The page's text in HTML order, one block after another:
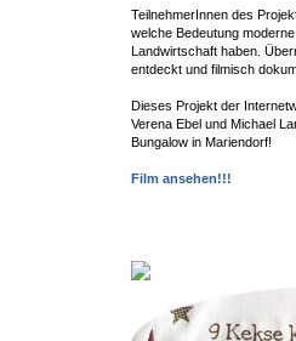
TeilnehmerInnen des
welche Bedeutung
Landwirtschaft haben.
entdeckt und filmisch
Dieses Projekt der
Verena Ebel und Michael
Bungalow in Mariendorf!
Film ansehen!!!